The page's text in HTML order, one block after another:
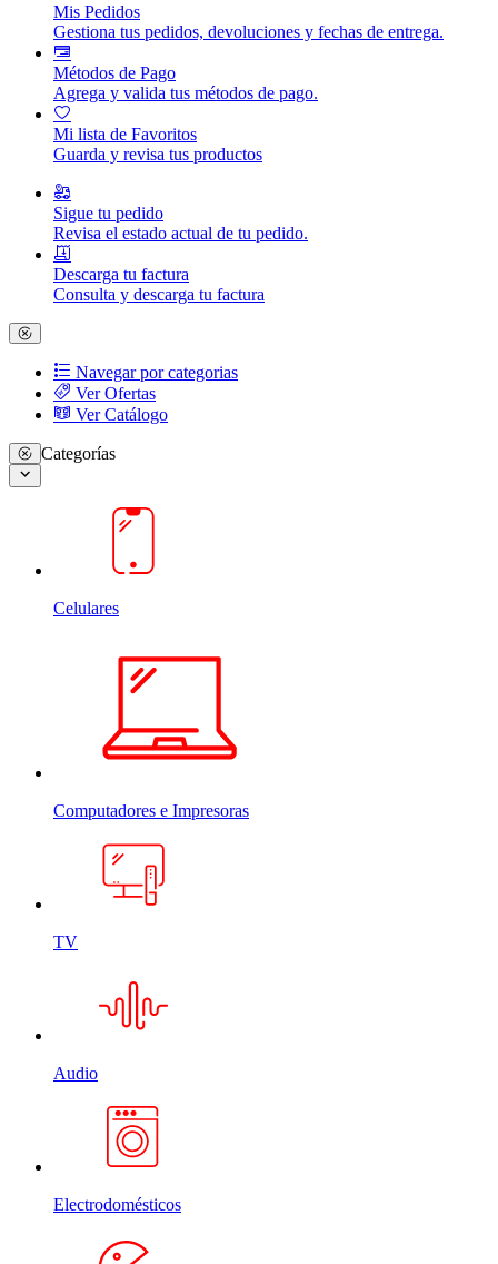
Mis Pedidos
Gestiona tus pedidos, devoluciones y fechas de entrega.
Métodos de Pago
Agrega y valida tus métodos de pago.
Mi lista de Favoritos
Guarda y revisa tus productos
Sigue tu pedido
Revisa el estado actual de tu pedido.
Descarga tu factura
Consulta y descarga tu factura
Navegar por categorias
Ver Ofertas
Ver Catálogo
Categorías
Celulares
Computadores e Impresoras
TV
Audio
Electrodomésticos